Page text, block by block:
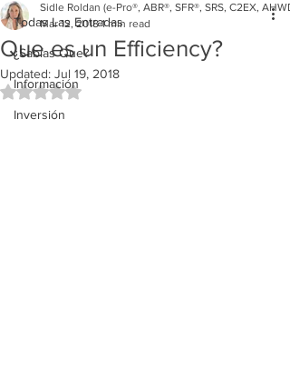
Todas Las Entradas
¿Sabías Que?
Información
Inversión
Que es un Efficiency?
Sidle Roldan (e-Pro®, ABR®, SFR®, SRS, C2EX, AHWD)
Mar 12, 2018 1 min read
Updated: Jul 19, 2018
Rated NaN out of 5 stars.